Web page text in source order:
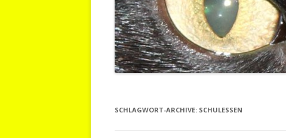
SCHLAGWORT-ARCHIVE: SCHULESSEN